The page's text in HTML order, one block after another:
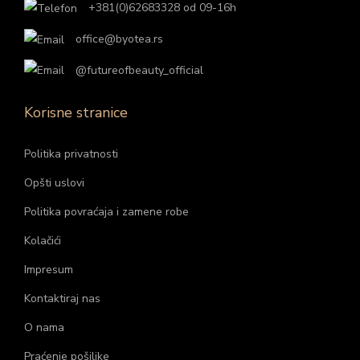
+381(0)62683328 od 09-16h
office@byotea.rs
@futureofbeauty_official
Korisne stranice
Politika privatnosti
Opšti uslovi
Politika povraćaja i zamene robe
Kolačići
Impresum
Kontaktiraj nas
O nama
Praćenje pošiljke